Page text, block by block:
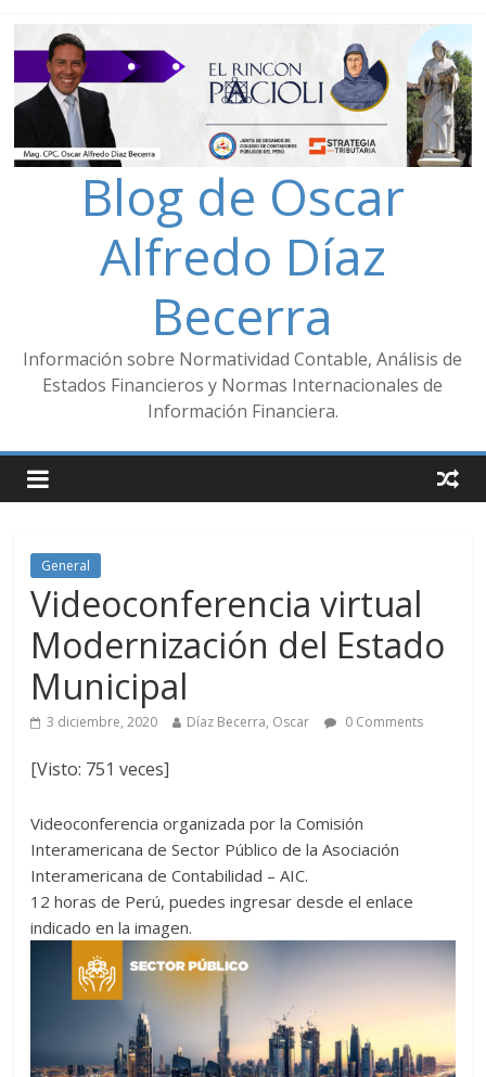
Blog de Oscar
Alfredo Díaz
Becerra
Información sobre Normatividad Contable, Análisis de
Estados Financieros y Normas Internacionales de
Información Financiera.
General
Videoconferencia virtual
Modernización del Estado
Municipal
3 diciembre, 2020 Díaz Becerra, Oscar 0 Comments
[Visto: 751 veces]
Videoconferencia organizada por la Comisión
Interamericana de Sector Público de la Asociación
Interamericana de Contabilidad – AIC.
12 horas de Perú, puedes ingresar desde el enlace
indicado en la imagen.